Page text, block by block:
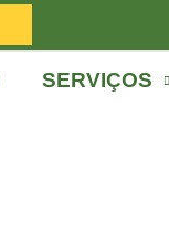
SERVIÇOS